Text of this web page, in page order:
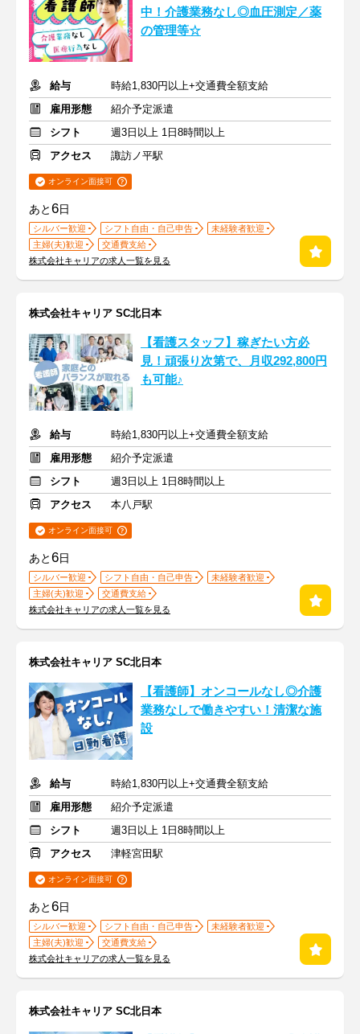
中！介護業務なし◎血圧測定／薬
の管理等☆
給与
時給1,830円以上+交通費全額支給
雇用形態
紹介予定派遣
シフト
週3日以上 1日8時間以上
アクセス
諏訪ノ平駅
オンライン面接可
あと6日
シルバー歓迎 シフト自由・自己申告
未経験者歓迎
主婦(夫)歓迎
交通費支給
株式会社キャリアの求人一覧を見る
株式会社キャリア SC北日本
【看護スタッフ】稼ぎたい方必
見！頑張り次第で、月収292,800円
も可能♪
給与
時給1,830円以上+交通費全額支給
雇用形態
紹介予定派遣
シフト
週3日以上 1日8時間以上
アクセス
本八戸駅
オンライン面接可
あと6日
シルバー歓迎 シフト自由・自己申告
未経験者歓迎
主婦(夫)歓迎
交通費支給
株式会社キャリアの求人一覧を見る
株式会社キャリア SC北日本
【看護師】オンコールなし◎介護
業務なしで働きやすい！清潔な施
設
給与
時給1,830円以上+交通費全額支給
雇用形態
紹介予定派遣
シフト
週3日以上 1日8時間以上
アクセス
津軽宮田駅
オンライン面接可
あと6日
シルバー歓迎 シフト自由・自己申告
未経験者歓迎
主婦(夫)歓迎
交通費支給
株式会社キャリアの求人一覧を見る
株式会社キャリア SC北日本